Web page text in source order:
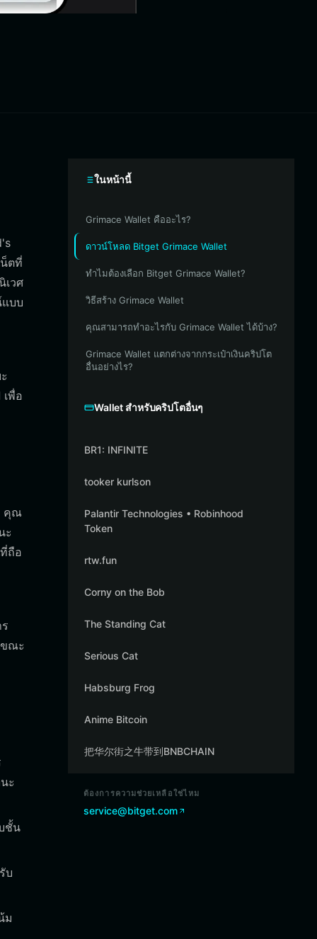
ตที่
เวศ
บบ
พื่อ
คุณ
ะ
ถือ
ขณะ
ะ
ชั้น
บ
ม
ในหน้านี้
Grimace Wallet คืออะไร?
ดาวน์โหลด Bitget Grimace Wallet
ทำไมต้องเลือก Bitget Grimace Wallet?
วิธีสร้าง Grimace Wallet
คุณสามารถทำอะไรกับ Grimace Wallet ได้บ้าง?
Grimace Wallet แตกต่างจากกระเป๋าเงินคริปโต
อื่นอย่างไร?
Wallet สำหรับคริปโตอื่นๆ
BR1: INFINITE
tooker kurlson
Palantir Technologies • Robinhood
Token
rtw.fun
Corny on the Bob
The Standing Cat
Serious Cat
Habsburg Frog
Anime Bitcoin
把华尔街之牛带到BNBCHAIN
ต้องการความช่วยเหลือใช่ไหม
service@bitget.com